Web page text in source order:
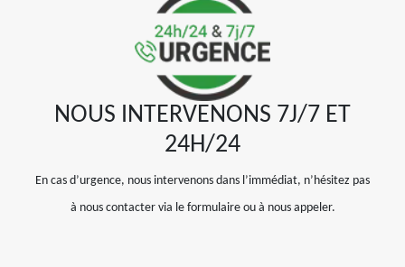
NOUS INTERVENONS 7J/7 ET
24H/24
En cas d’urgence, nous intervenons dans l’immédiat, n’hésitez pas
à nous contacter via le formulaire ou à nous appeler.